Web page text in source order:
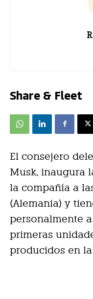
Share & Fleet
El consejero
Musk, inaugura
la compañía a
(Alemania) y
personalmente
primeras
producidos en